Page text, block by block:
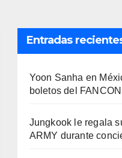
Entradas
Yoon Sanha en
boletos del FANCON
Jungkook le regala
ARMY durante